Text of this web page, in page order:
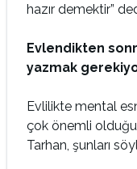
hazır demektir”
Evlendikten
yazmak
Evlilikte mental
çok önemli
Tarhan, şunları